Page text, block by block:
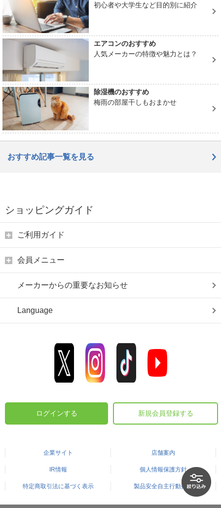
初心者や大学生など目的別に紹介
エアコンのおすすめ
人気メーカーの特徴や魅力とは？
除湿機のおすすめ
梅雨の部屋干しもおまかせ
おすすめ記事一覧を見る
ショッピングガイド
ご利用ガイド
会員メニュー
メーカーからの重要なお知らせ
Language
ログインする 新規会員登録する
企業サイト 店舗案内
IR情報 個人情報保護方針
特定商取引法に基づく表示 製品安全自主行動指針